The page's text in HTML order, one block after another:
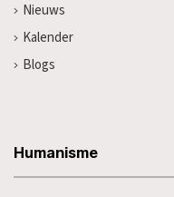
Nieuws
Kalender
Blogs
Humanisme